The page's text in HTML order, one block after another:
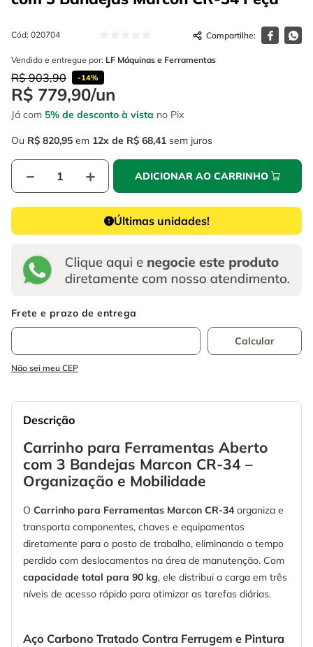
Cód: 020704
Vendido e entregue por: LF Máquinas e Ferramentas
R$ 903,90 -14%
R$ 779,90/un
Já com 5% de desconto à vista no Pix
Ou R$ 820,95 em 12 R$ 68,41 sem juros
＋
－ ADICIONAR AO CARRINHO
Últimas unidades!
Não sei meu CEP
Descrição
Carrinho para Ferramentas Aberto
com 3 Bandejas Marcon CR-34 –
Organização e Mobilidade
O Carrinho para Ferramentas Marcon CR-34organiza e
transporta componentes, chaves e equipamentos
diretamente para o posto de trabalho, eliminando o tempo
perdido com deslocamentos na área de manutenção. Com
capacidade total para 90 kg, ele distribui a carga em três
níveis de acesso rápido para otimizar as tarefas diárias.
Aço Carbono Tratado Contra Ferrugem e Pintura
6º serra copo
7º luva
8º fio
9 º lavadora alta pressão
10º chave impacto
º escada
º serra circular
º serra copo
º luva
º fio
º lavadora alta pressão
10